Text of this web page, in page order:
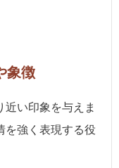
象徴
い印象を与えま
を強く表現する役